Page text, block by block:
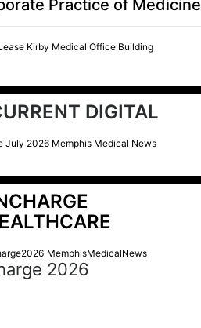
Practice of Medicine
DIGITAL
2026